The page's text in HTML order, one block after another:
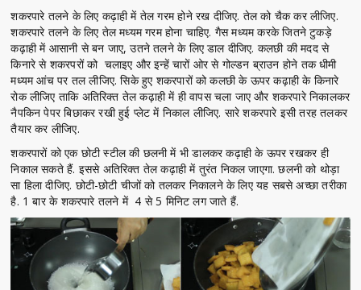
शकरपारे तलने के लिए कढ़ाही में तेल गरम होने रख दीजिए. तेल को चैक कर लीजिए.
शकरपारे तलने के लिए तेल मध्यम गरम होना चाहिए. गैस मध्यम करके जितने टुकड़े
कढ़ाही में आसानी से बन जाए, उतने तलने के लिए डाल दीजिए. कलछी की मदद से
किनारे से शकरपरों को चलाइए और इन्हें चारों ओर से गोल्डन ब्राउन होने तक धीमी
मध्यम आंच पर तल लीजिए. सिके हुए शकरपारों को कलछी के ऊपर कढ़ाही के किनारे
रोक लीजिए ताकि अतिरिक्त तेल कढ़ाही में ही वापस चला जाए और शकरपारे निकालकर
नैपकिन पेपर बिछाकर रखी हुई प्लेट में निकाल लीजिए. सारे शकरपारे इसी तरह तलकर
तैयार कर लीजिए.
शकरपारों को एक छोटी स्टील की छलनी में भी डालकर कढ़ाही के ऊपर रखकर ही
निकाल सकते हैं. इससे अतिरिक्त तेल कढ़ाही में तुरंत निकल जाएगा. छलनी को थोड़ा
सा हिला दीजिए. छोटी-छोटी चीजों को तलकर निकालने के लिए यह सबसे अच्छा तरीका
है. 1 बार के शकरपारे तलने में 4 से 5 मिनिट लग जाते हैं.